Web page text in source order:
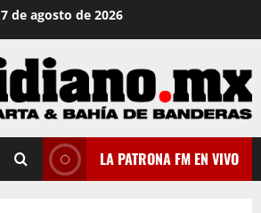
7 de agosto de 2026
LA PATRONA FM EN VIVO